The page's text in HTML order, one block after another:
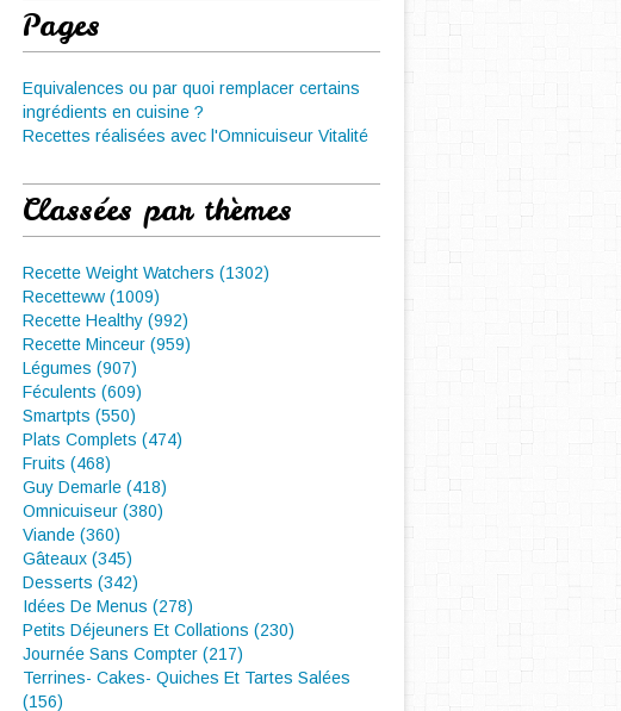
Pages
Equivalences ou par quoi remplacer certains
ingrédients en cuisine ?
Recettes réalisées avec l'Omnicuiseur Vitalité
Classées par thèmes
Recette Weight Watchers (1302)
Recetteww (1009)
Recette Healthy (992)
Recette Minceur (959)
Légumes (907)
Féculents (609)
Smartpts (550)
Plats Complets (474)
Fruits (468)
Guy Demarle (418)
Omnicuiseur (380)
Viande (360)
Gâteaux (345)
Desserts (342)
Idées De Menus (278)
Petits Déjeuners Et Collations (230)
Journée Sans Compter (217)
Terrines- Cakes- Quiches Et Tartes Salées
(156)